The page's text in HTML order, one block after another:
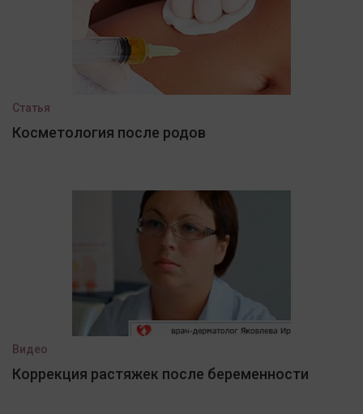
Статья
Косметология после родов
Видео
Коррекция растяжек после беременности